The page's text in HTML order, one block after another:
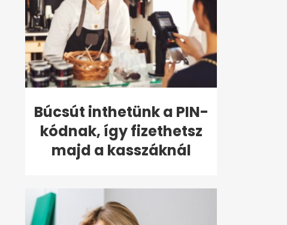
Búcsút inthetünk a PIN-
kódnak, így fizethetsz
majd a kasszáknál